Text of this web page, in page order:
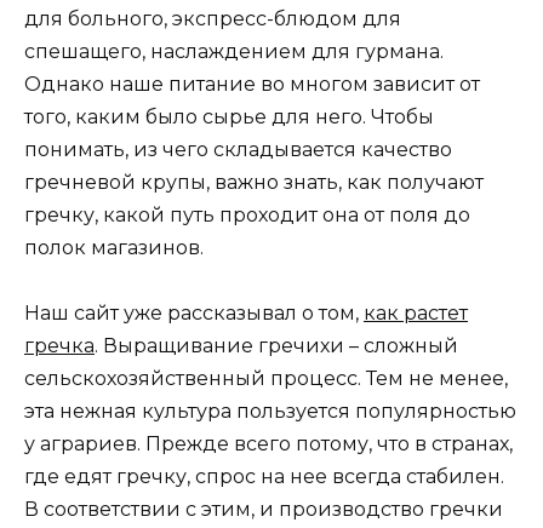
для больного, экспресс-блюдом для
спешащего, наслаждением для гурмана.
Однако наше питание во многом зависит от
того, каким было сырье для него. Чтобы
понимать, из чего складывается качество
гречневой крупы, важно знать, как получают
гречку, какой путь проходит она от поля до
полок магазинов.
Наш сайт уже рассказывал о том, как растет
гречка. Выращивание гречихи – сложный
сельскохозяйственный процесс. Тем не менее,
эта нежная культура пользуется популярностью
у аграриев. Прежде всего потому, что в странах,
где едят гречку, спрос на нее всегда стабилен.
В соответствии с этим, и производство гречки